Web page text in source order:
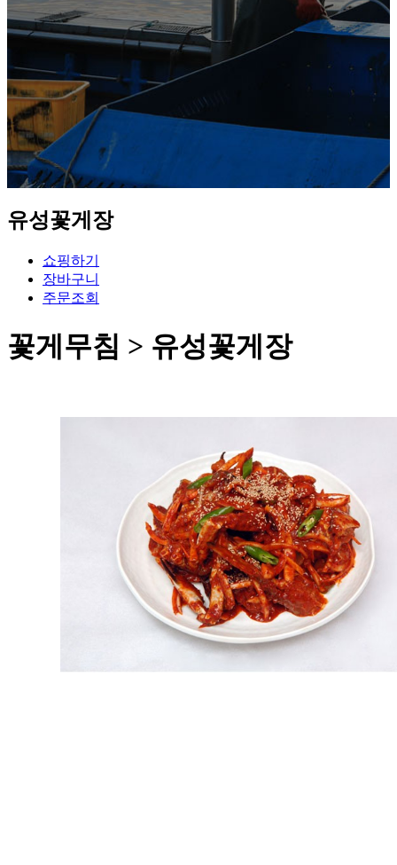
유성꽃게장
쇼핑하기
장바구니
주문조회
꽃게무침 > 유성꽃게장